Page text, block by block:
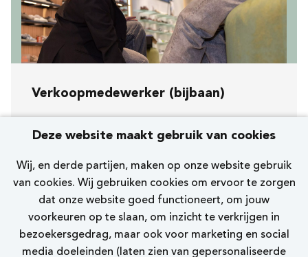
Deze website maakt gebruik van cookies
Wij, en derde partijen, maken op onze website gebruik
van cookies. Wij gebruiken cookies om ervoor te zorgen
dat onze website goed functioneert, om jouw
voorkeuren op te slaan, om inzicht te verkrijgen in
bezoekersgedrag, maar ook voor marketing en social
media doeleinden (laten zien van gepersonaliseerde
Verkoopmedewerker (bijbaan)
Nelson Premium
0 - 12 uur
Bekijk vacature